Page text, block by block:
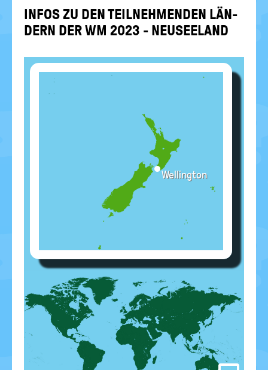
politische
Bildung
INFOS ZU DEN TEIL­NEH­MEN­DEN LÄN­
DERN DER WM 2023 - NEU­SEE­LAND
Wellington